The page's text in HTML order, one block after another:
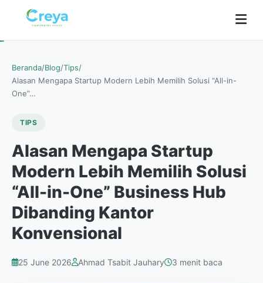
Beranda/Blog/Tips/
Alasan Mengapa Startup Modern Lebih Memilih Solusi “All-in-
One”…
TIPS
Alasan Mengapa Startup
Modern Lebih Memilih Solusi
“All-in-One” Business Hub
Dibanding Kantor
Konvensional
25 June 2026 Ahmad Tsabit Jauhary 3 menit baca